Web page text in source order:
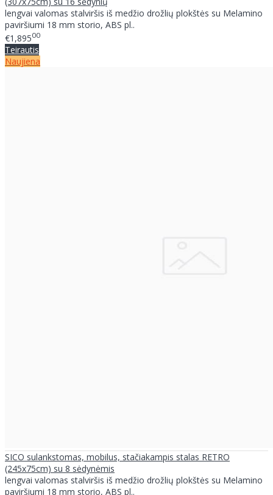
lengvai valomas stalviršis iš medžio drožlių plokštės su Melamino
paviršiumi 18 mm storio, ABS pl..
€1,89500
Teirautis
Naujiena
SICO sulankstomas, mobilus, stačiakampis stalas RETRO
(245x75cm) su 8 sėdynėmis
lengvai valomas stalviršis iš medžio drožlių plokštės su Melamino
paviršiumi 18 mm storio, ABS pl..